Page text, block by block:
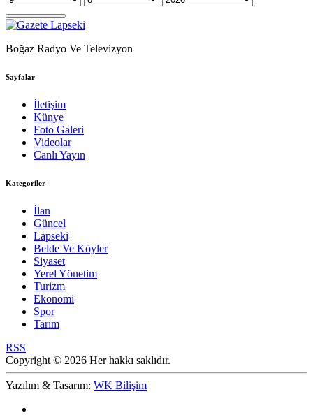
Boğaz Radyo Ve Televizyon
Sayfalar
İletişim
Künye
Foto Galeri
Videolar
Canlı Yayın
Kategoriler
İlan
Güncel
Lapseki
Belde Ve Köyler
Siyaset
Yerel Yönetim
Turizm
Ekonomi
Spor
Tarım
RSS
Copyright © 2026 Her hakkı saklıdır.
Yazılım & Tasarım: WK Bilişim